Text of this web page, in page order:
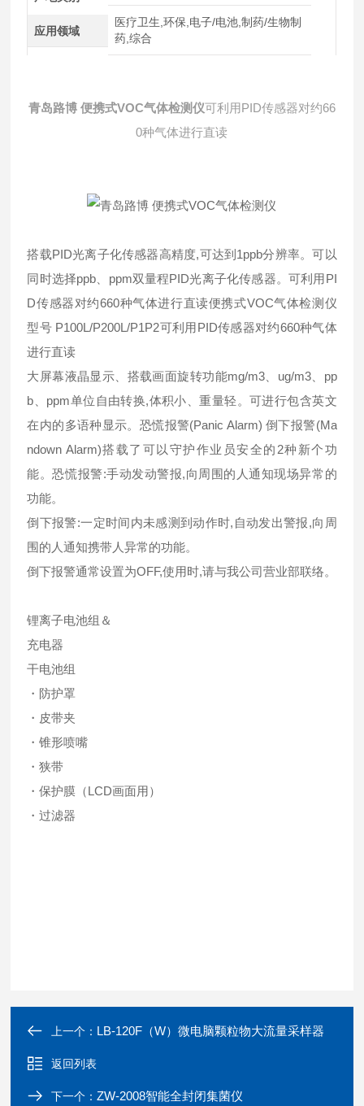
应用领域
医疗卫生,环保,电子/电池,制药/生物制
药,综合
青岛路博 便携式VOC气体检测仪可利用PID传感器对约66
0种气体进行直读
搭载PID光离子化传感器高精度,可达到1ppb分辨率。可以
同时选择ppb、ppm双量程PID光离子化传感器。可利用PI
D传感器对约660种气体进行直读便携式VOC气体检测仪
型号 P100L/P200L/P1P2可利用PID传感器对约660种气体
进行直读
大屏幕液晶显示、搭载画面旋转功能mg/m3、ug/m3、pp
b、ppm单位自由转换,体积小、重量轻。可进行包含英文
在内的多语种显示。恐慌报警(Panic Alarm) 倒下报警(Ma
ndown Alarm)搭载了可以守护作业员安全的2种新个功
能。恐慌报警:手动发动警报,向周围的人通知现场异常的
功能。
倒下报警:一定时间内未感测到动作时,自动发出警报,向周
围的人通知携带人异常的功能。
倒下报警通常设置为OFF,使用时,请与我公司营业部联络。
锂离子电池组＆
充电器
干电池组
・防护罩
・皮带夹
・锥形喷嘴
・狭带
・保护膜（LCD画面用）
・过滤器
上一个： LB-120F（W）微电脑颗粒物大流量采样器
返回列表
下一个：ZW-2008智能全封闭集菌仪